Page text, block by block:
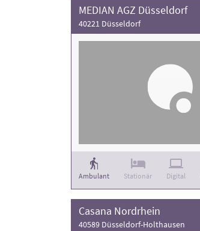
MEDIAN AGZ Düsseldorf
40221 Düsseldorf
Ambulant Stationär Digital
Casana Nordrhein
40589 Düsseldorf-Holthausen